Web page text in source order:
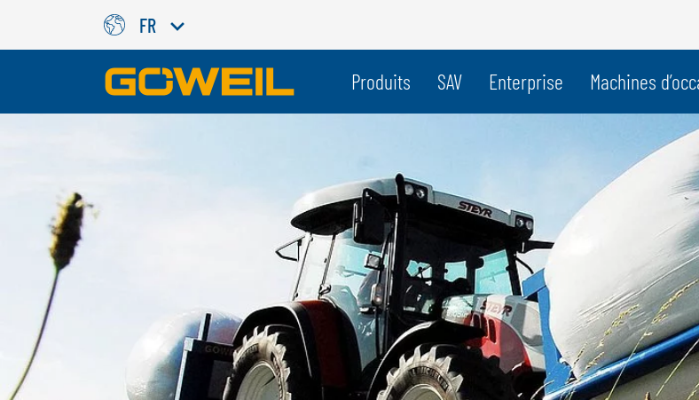
FR
Choisissez votre langue/votre pays
ESPAÑOL
POLSKI
ČESKÝ
NEDERLANDS
FRANÇAIS
DEUTSCH
Produits SAV Enterprise Machines